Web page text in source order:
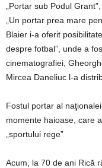
„Portar sub Podul
„Un portar prea mare
Blaier i-a oferit
despre fotbal”, unde a
cinematografiei,
Mircea Daneliuc l-a
Fostul portar al
momente haioase, care
„sportului rege”
Acum, la 70 de ani Rică